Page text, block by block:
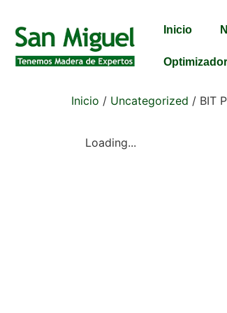
Inicio
Inicio / Uncategorized / BIT
Loading...